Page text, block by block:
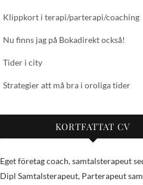
Klippkort i terapi/parterapi/coaching
Nu finns jag på Bokadirekt också!
Tider i city
Strategier att må bra i oroliga tider
KORTFATTAT CV
Eget företag coach, samtalsterapeut
Dipl Samtalsterapeut, Parterapeut